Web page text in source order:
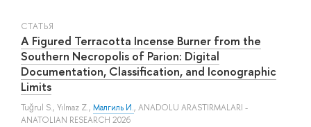
СТАТЬЯ
A Figured Terracotta Incense Burner from the
Southern Necropolis of Parion: Digital
Documentation, Classification, and Iconographic
Limits
Tuğrul S., Yılmaz Z., Малгиль И., ANADOLU ARASTIRMALARI -
ANATOLIAN RESEARCH 2026